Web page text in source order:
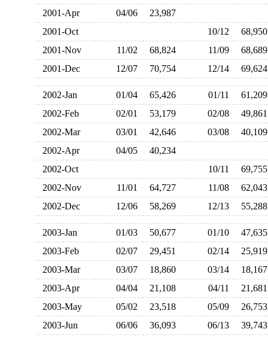
2001-Apr
04/06
23,987
2001-Oct
10/12
2001-Nov
11/02 68,824 11/09
2001-Dec
12/07 70,754 12/14
2002-Jan 01/04 65,426 01/11
2002-Feb
02/01 53,179 02/08
2002-Mar
03/01 42,646 03/08
2002-Apr
04/05
40,234
2002-Oct
10/11
2002-Nov
11/01 64,727 11/08
2002-Dec
12/06 58,269 12/13
2003-Jan 01/03 50,677 01/10
2003-Feb
02/07 29,451 02/14
2003-Mar
03/07 18,860 03/14
2003-Apr
04/04 21,108 04/11
2003-May
05/02 23,518 05/09
2003-Jun
06/06 36,093 06/13